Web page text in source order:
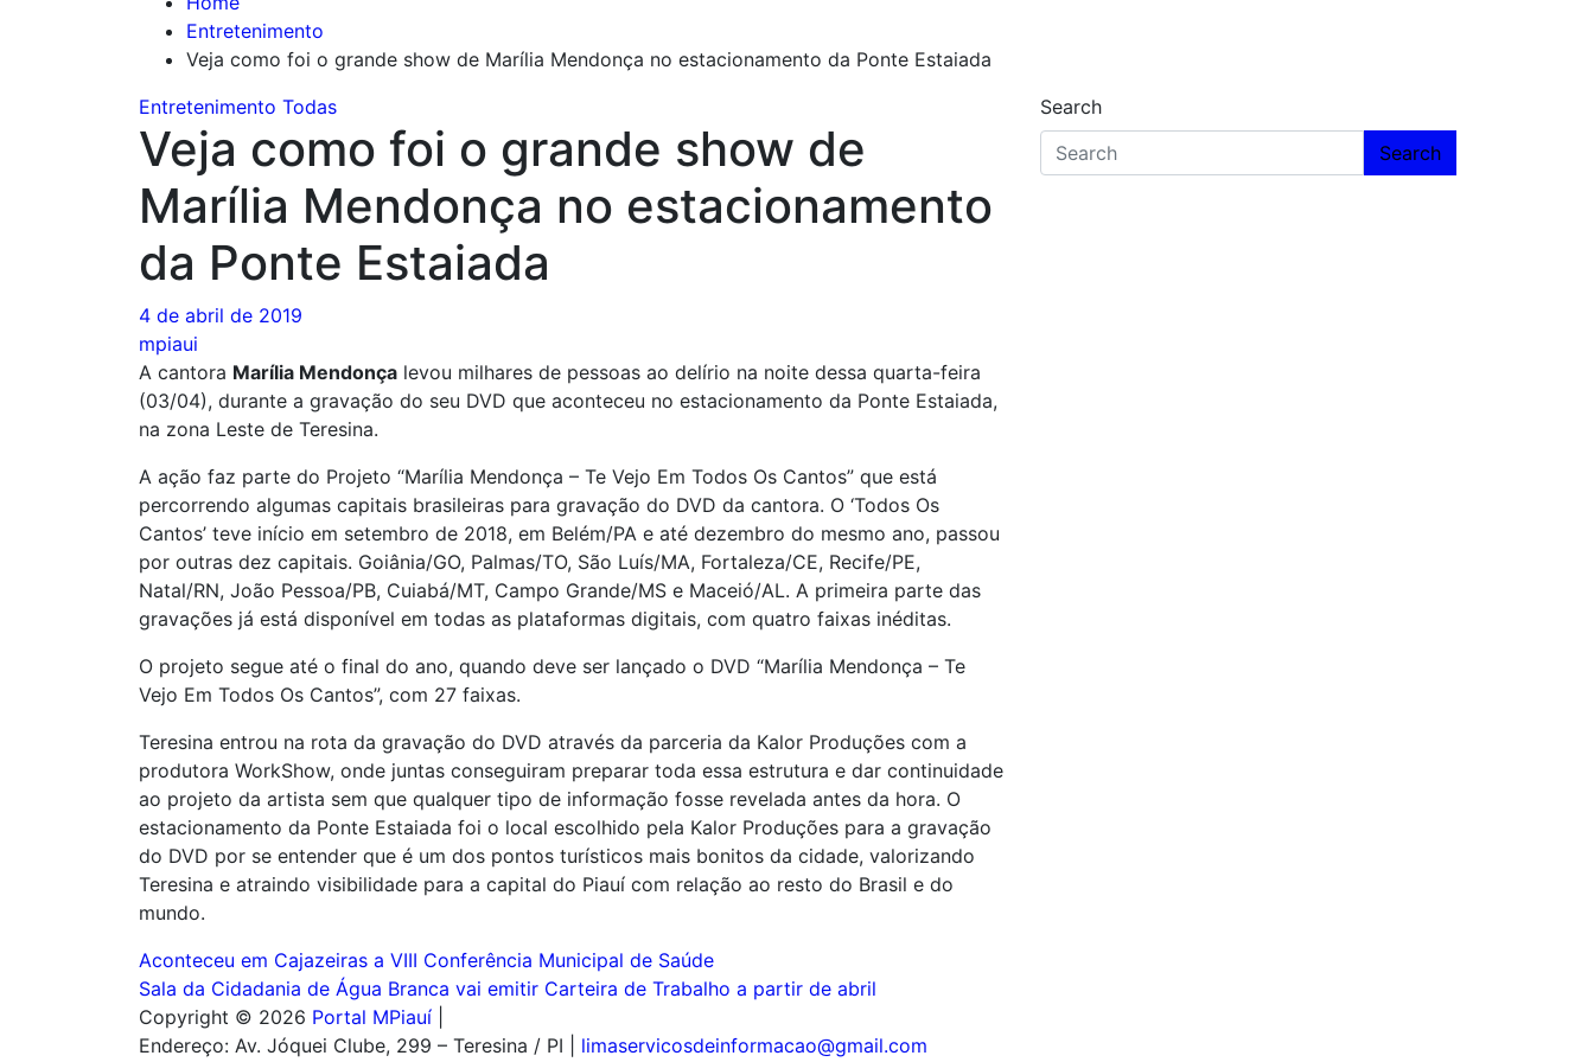
Entretenimento
Veja como foi o grande show de Marília Mendonça no estacionamento da Ponte Estaiada
Entretenimento Todas
Veja como foi o grande show de
Marília Mendonça no estacionamento
da Ponte Estaiada
4 de abril de 2019
mpiaui
A cantora Marília Mendonça levou milhares de pessoas ao delírio na noite dessa quarta-feira
(03/04), durante a gravação do seu DVD que aconteceu no estacionamento da Ponte Estaiada,
na zona Leste de Teresina.
A ação faz parte do Projeto “Marília Mendonça – Te Vejo Em Todos Os Cantos” que está
percorrendo algumas capitais brasileiras para gravação do DVD da cantora. O ‘Todos Os
Cantos’ teve início em setembro de 2018, em Belém/PA e até dezembro do mesmo ano, passou
por outras dez capitais. Goiânia/GO, Palmas/TO, São Luís/MA, Fortaleza/CE, Recife/PE,
Natal/RN, João Pessoa/PB, Cuiabá/MT, Campo Grande/MS e Maceió/AL. A primeira parte das
gravações já está disponível em todas as plataformas digitais, com quatro faixas inéditas.
O projeto segue até o final do ano, quando deve ser lançado o DVD “Marília Mendonça – Te
Vejo Em Todos Os Cantos”, com 27 faixas.
Teresina entrou na rota da gravação do DVD através da parceria da Kalor Produções com a
produtora WorkShow, onde juntas conseguiram preparar toda essa estrutura e dar continuidade
ao projeto da artista sem que qualquer tipo de informação fosse revelada antes da hora. O
estacionamento da Ponte Estaiada foi o local escolhido pela Kalor Produções para a gravação
do DVD por se entender que é um dos pontos turísticos mais bonitos da cidade, valorizando
Teresina e atraindo visibilidade para a capital do Piauí com relação ao resto do Brasil e do
mundo.
Navegação
de
Aconteceu em Cajazeiras a VIII Conferência Municipal de Saúde
Sala da Cidadania de Água Branca vai emitir Carteira de Trabalho a partir de abril
Search
Search
Copyright © 2026 Portal MPiauí
Endereço: Av. Jóquei Clube, 299 – Teresina / PI
limaservicosdeinformacao@gmail.com